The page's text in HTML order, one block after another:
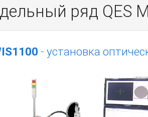
ряд QES
- установка